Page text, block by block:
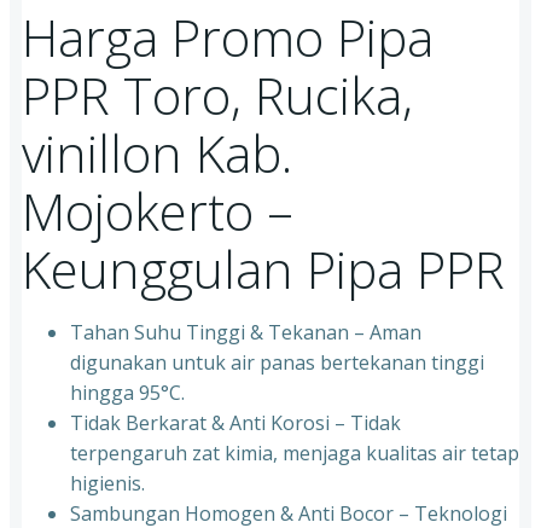
Harga Promo Pipa
PPR Toro, Rucika,
vinillon Kab.
Mojokerto –
Keunggulan Pipa PPR
Tahan Suhu Tinggi & Tekanan – Aman
digunakan untuk air panas bertekanan tinggi
hingga 95°C.
⁠Tidak Berkarat & Anti Korosi – Tidak
terpengaruh zat kimia, menjaga kualitas air tetap
higienis.
⁠Sambungan Homogen & Anti Bocor – Teknologi